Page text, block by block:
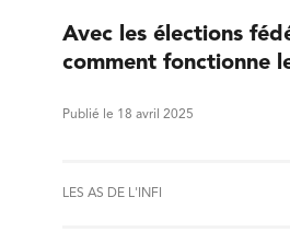
Avec les élections
comment fonctionne
Publié le 18 avril 2025
LES AS DE L'INFI